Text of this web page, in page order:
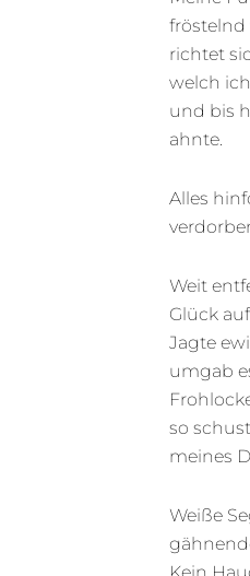
fröstelnd
richtet
welch
und bis
ahnte.
Alles
Weit
Glück
Jagte
umgab
so
meines
Weiße